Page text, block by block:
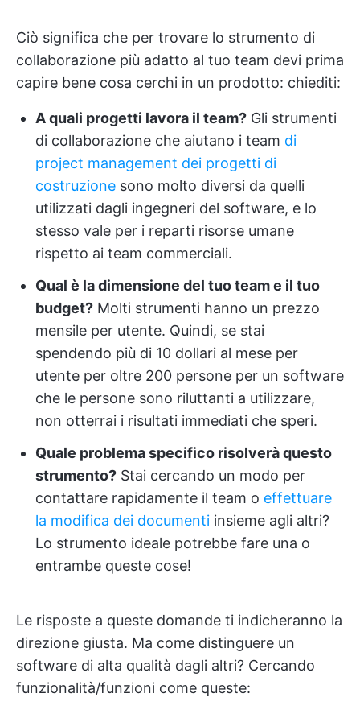
Ciò significa che per trovare lo strumento di
collaborazione più adatto al tuo team devi prima
capire bene cosa cerchi in un prodotto: chiediti:
A quali progetti lavora il team? Gli strumenti
di collaborazione che aiutano i team di
project management dei progetti di
costruzione sono molto diversi da quelli
utilizzati dagli ingegneri del software, e lo
stesso vale per i reparti risorse umane
rispetto ai team commerciali.
Qual è la dimensione del tuo team e il tuo
budget? Molti strumenti hanno un prezzo
mensile per utente. Quindi, se stai
spendendo più di 10 dollari al mese per
utente per oltre 200 persone per un software
che le persone sono riluttanti a utilizzare,
non otterrai i risultati immediati che speri.
Quale problema specifico risolverà questo
strumento? Stai cercando un modo per
contattare rapidamente il team o effettuare
la modifica dei documenti insieme agli altri?
Lo strumento ideale potrebbe fare una o
entrambe queste cose!
Le risposte a queste domande ti indicheranno la
direzione giusta. Ma come distinguere un
software di alta qualità dagli altri? Cercando
funzionalità/funzioni come queste: